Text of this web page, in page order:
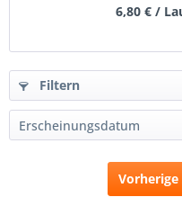
6,80 € /
Filtern